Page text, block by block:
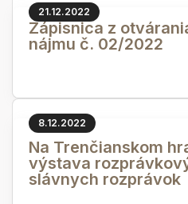
21.12.2022
Zápisnica z
nájmu č. 02/2022
8.12.2022
Na Trenčianskom
výstava
slávnych rozprávok